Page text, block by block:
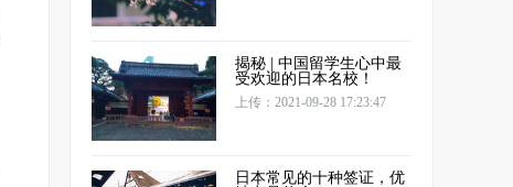
揭秘 | 中国留学生心中最
受欢迎的日本名校！
上传：2021-09-28 17:23:47
日本常见的十种签证，优